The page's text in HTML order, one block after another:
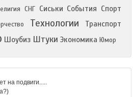
СНГ Сиськи События Спорт
Технологии Транспорт
Шоубиз Штуки Экономика Юмор
на подвиги.....